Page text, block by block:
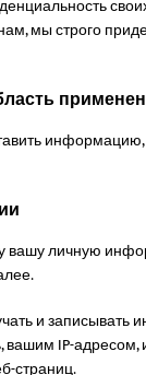
мы строго
вашу личную
и
вашим IP-
страниц.